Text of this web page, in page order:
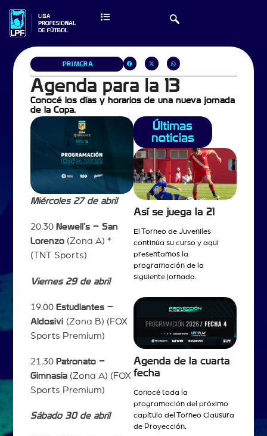
PRIMERA
Agenda para la 13
Conocé los días y horarios de una nueva jornada
de la Copa.
Miércoles 27 de abril
20.30 Newell’s – San
Lorenzo(Zona A) *
(TNT Sports)
Viernes 29 de abril
19.00 Estudiantes –
Aldosivi (Zona B) (FOX
Sports Premium)
21.30 Patronato –
Gimnasia(Zona A) (FOX
Sports Premium)
Sábado 30 de abril
Últimas
noticias
Así se juega la 21
El Torneo de Juveniles
continúa su curso y aquí
presentamos la
programación de la
siguiente jornada.
Agenda de la cuarta
fecha
Conocé toda la
programación del próximo
capítulo del Torneo Clausura
de Proyección.